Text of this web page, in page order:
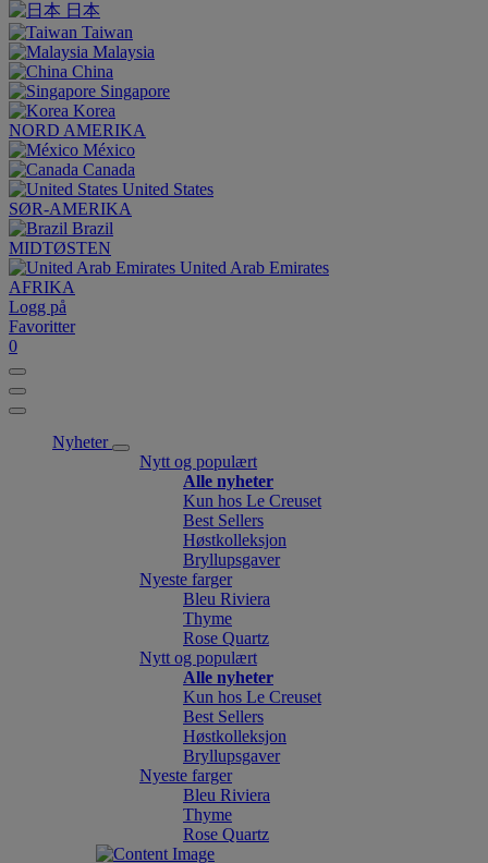
日本
Taiwan
Malaysia
China
Singapore
Korea
NORD AMERIKA
México
Canada
United States
SØR-AMERIKA
Brazil
MIDTØSTEN
United Arab Emirates
AFRIKA
Logg på
Favoritter
0
Nyheter
Nytt og populært
Alle nyheter
Kun hos Le Creuset
Best Sellers
Høstkolleksjon
Bryllupsgaver
Nyeste farger
Bleu Riviera
Thyme
Rose Quartz
Nytt og populært
Alle nyheter
Kun hos Le Creuset
Best Sellers
Høstkolleksjon
Bryllupsgaver
Nyeste farger
Bleu Riviera
Thyme
Rose Quartz